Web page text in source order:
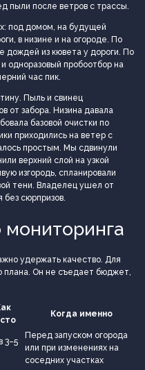
пыли после ветров с трассы.
под домом, на будущей
в низине и на огороде. По
дождей из кювета у дороги. По
одноразовый пробоотбор на
час пик.
Пыль и свинец
от забора. Низина давала
базовой очистки по
приходились на ветер с
простым. Мы сдвинули
верхний слой на узкой
изгородь, спланировали
тени. Владелец ушел от
сюрпризов.
мониторинга
удержать качество. Для
плана. Он не съедает бюджет,
Когда именно
3–5
Перед запуском огорода
или при изменениях на
соседних участках